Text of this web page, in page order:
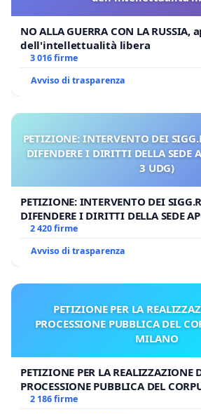
NO ALLA GUERRA CON LA RUSSIA,
dell'intellettualità libera
3 016 firme
Avviso di trasparenza
PETIZIONE: INTERVENTO DEI
DIFENDERE I DIRITTI DELLA SEDE
3 UDG)
PETIZIONE: INTERVENTO DEI
DIFENDERE I DIRITTI DELLA SEDE
UDG)
2 420 firme
Avviso di trasparenza
PETIZIONE PER LA
PROCESSIONE PUBBLICA DEL
MILANO
PETIZIONE PER LA REALIZZAZIONE
PROCESSIONE PUBBLICA DEL
MILANO
2 186 firme